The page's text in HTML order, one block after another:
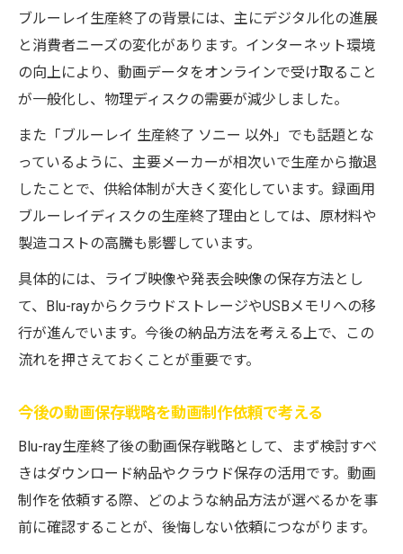
ブルーレイ生産終了の背景には、主にデジタル化の進展
と消費者ニーズの変化があります。インターネット環境
の向上により、動画データをオンラインで受け取ること
が一般化し、物理ディスクの需要が減少しました。
また「ブルーレイ 生産終了 ソニー 以外」でも話題とな
っているように、主要メーカーが相次いで生産から撤退
したことで、供給体制が大きく変化しています。録画用
ブルーレイディスクの生産終了理由としては、原材料や
製造コストの高騰も影響しています。
具体的には、ライブ映像や発表会映像の保存方法とし
て、Blu-rayからクラウドストレージやUSBメモリへの移
行が進んでいます。今後の納品方法を考える上で、この
流れを押さえておくことが重要です。
今後の動画保存戦略を動画制作依頼で考える
Blu-ray生産終了後の動画保存戦略として、まず検討すべ
きはダウンロード納品やクラウド保存の活用です。動画
制作を依頼する際、どのような納品方法が選べるかを事
前に確認することが、後悔しない依頼につながります。